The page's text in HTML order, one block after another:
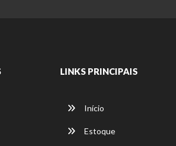
LINKS PRINCIPAIS
Início
Estoque